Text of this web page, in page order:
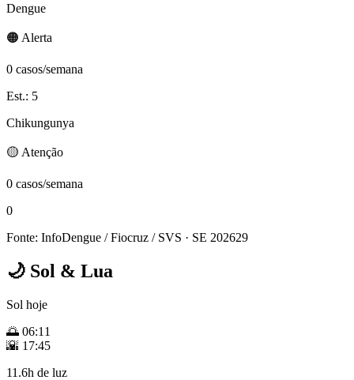
Dengue
🟠 Alerta
0 casos/semana
Est.: 5
Chikungunya
🟡 Atenção
0 casos/semana
0
Fonte: InfoDengue / Fiocruz / SVS · SE 202629
🌙 Sol & Lua
Sol hoje
🌅 06:11
🌇 17:45
11.6h de luz